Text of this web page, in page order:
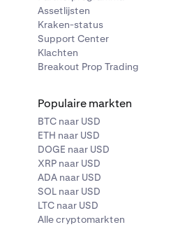
Assetlijsten
Kraken-status
Support Center
Klachten
Breakout Prop Trading
Populaire markten
BTC naar USD
ETH naar USD
DOGE naar USD
XRP naar USD
ADA naar USD
SOL naar USD
LTC naar USD
Alle cryptomarkten